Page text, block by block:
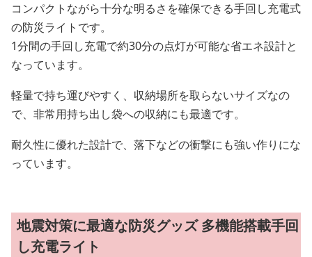
コンパクトながら十分な明るさを確保できる手回し充電式
の防災ライトです。
1分間の手回し充電で約30分の点灯が可能な省エネ設計と
なっています。
軽量で持ち運びやすく、収納場所を取らないサイズなの
で、非常用持ち出し袋への収納にも最適です。
耐久性に優れた設計で、落下などの衝撃にも強い作りにな
っています。
地震対策に最適な防災グッズ 多機能搭載手回
し充電ライト